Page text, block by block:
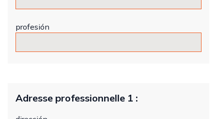
profesión
Adresse professionnelle 1 :